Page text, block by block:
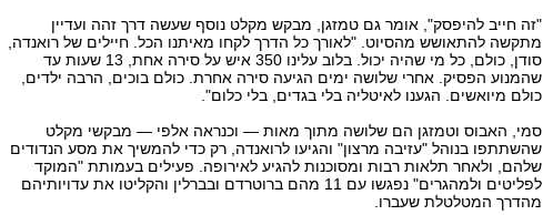
"זה חייב להיפסק", אומר גם טמזגן, מבקש מקלט נוסף שעשה דרך זהה ועדיין
מתקשה להתאושש מהסיוט. "לאורך כל הדרך לקחו מאיתנו הכל. חיילים של רואנדה,
סודן, כולם, כל מי שהיה יכול. בלוב עלינו 350 איש על סירה אחת, 13 שעות עד
שהמנוע הפסיק. אחרי שלושה ימים הגיעה סירה אחרת. כולם בוכים, הרבה ילדים,
כולם מיואשים. הגענו לאיטליה בלי בגדים, בלי כלום".
סמי, האבוס וטמזגן הם שלושה מתוך מאות — וכנראה אלפי — מבקשי מקלט
שהשתתפו בנוהל "עזיבה מרצון" והגיעו לרואנדה, רק כדי להמשיך את מסע הנדודים
שלהם, ולאחר תלאות רבות ומסוכנות להגיע לאירופה. פעילים בעמותת "המוקד
לפליטים ולמהגרים" נפגשו עם 11 מהם ברוטרדם ובברלין והקליטו את עדויותיהם
מהדרך המטלטלת שעברו.